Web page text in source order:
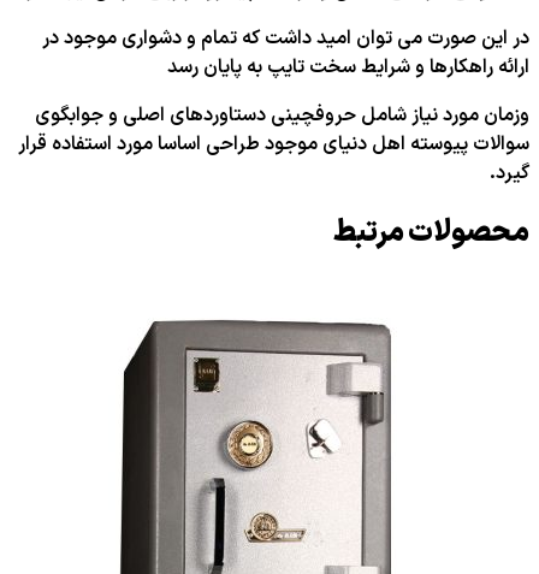
در این صورت می توان امید داشت که تمام و دشواری موجود در
ارائه راهکارها و شرایط سخت تایپ به پایان رسد
وزمان مورد نیاز شامل حروفچینی دستاوردهای اصلی و جوابگوی
سوالات پیوسته اهل دنیای موجود طراحی اساسا مورد استفاده قرار
گیرد.
محصولات مرتبط